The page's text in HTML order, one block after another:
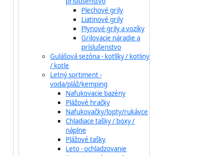
Plechové grily
Liatinové grily
Plynové grily a vozíky
Grilovacie náradie a
príslušenstvo
Gulášová sezóna - kotlíky / kotliny
/ kotle
Letný sortiment -
voda/pláž/kemping
Nafukovacie bazény
Plážové hračky
Nafukovačky/lopty/rukávce
Chladiace tašky / boxy /
náplne
Plážové tašky
Leto - ochladzovanie